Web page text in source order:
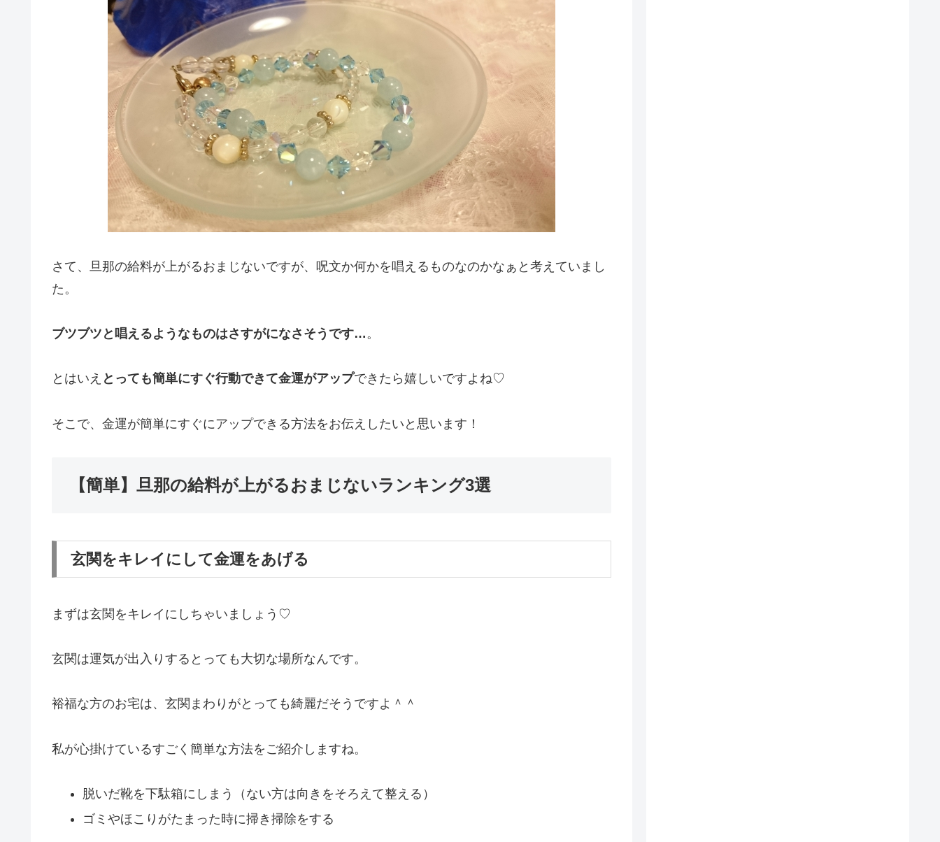
さて、旦那の給料が上がるおまじないですが、呪文か何かを唱えるものなのかなぁと考えていまし
た。
ブツブツと唱えるようなものはさすがになさそうです… 。
とはいえ とっても簡単にすぐ行動できて金運がアップできたら嬉しいですよね♡
そこで、 金運が簡単にすぐにアップできる方法をお伝えしたいと思います！
【簡単】旦那の給料が上がるおまじないランキング3選
玄関をキレイにして金運をあげる
まずは玄関をキレイにしちゃいましょう♡
玄関は運気が出入りするとっても大切な場所なんです。
裕福な方のお宅は、玄関まわりがとっても綺麗だそうですよ＾＾
私が心掛けているすごく簡単な方法をご紹介しますね。
脱いだ靴を下駄箱にしまう（ない方は向きをそろえて整える）
ゴミやほこりがたまった時に掃き掃除をする